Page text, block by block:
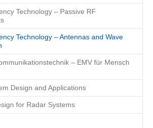
Technology – Passive RF
Technology – Antennas and Wave
– EMV für Mensch
Design and Applications
for Radar Systems